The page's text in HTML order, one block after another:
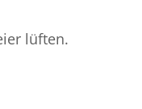
lüften.